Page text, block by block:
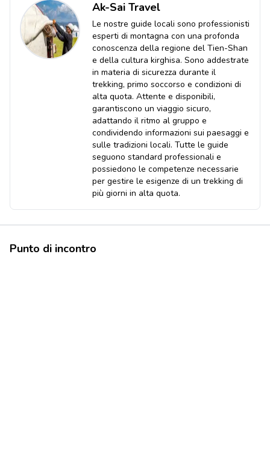
Ak-Sai Travel
Le nostre guide locali sono professionisti
esperti di montagna con una profonda
conoscenza della regione del Tien-Shan
e della cultura kirghisa. Sono addestrate
in materia di sicurezza durante il
trekking, primo soccorso e condizioni di
alta quota. Attente e disponibili,
garantiscono un viaggio sicuro,
adattando il ritmo al gruppo e
condividendo informazioni sui paesaggi e
sulle tradizioni locali. Tutte le guide
seguono standard professionali e
possiedono le competenze necessarie
per gestire le esigenze di un trekking di
più giorni in alta quota.
Punto di incontro